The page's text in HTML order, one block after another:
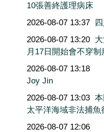
10張善終護理病床
2026-08-07 13:37
2026-08-07 13:20
月17日開始會不穿
2026-08-07 13:18
Joy Jin
2026-08-07 13:03
太平洋海域非法捕魚
2026-08-07 12:06